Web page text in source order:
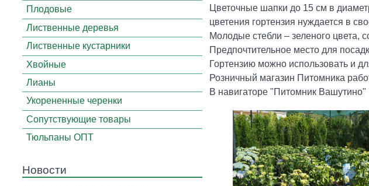
Плодовые
Лиственные деревья
Лиственные кустарники
Хвойные
Лианы
Укорененные черенки
Сопутствующие товары
Тюльпаны ОПТ
Новости
Цветочные шапки до 15 см в
цветения гортензия нуждается в
Молодые стебли – зеленого цвета,
Предпочтительное место для
Гортензию можно использовать и
Розничный магазин Питомника
В навигаторе "Питомник Вашутино"